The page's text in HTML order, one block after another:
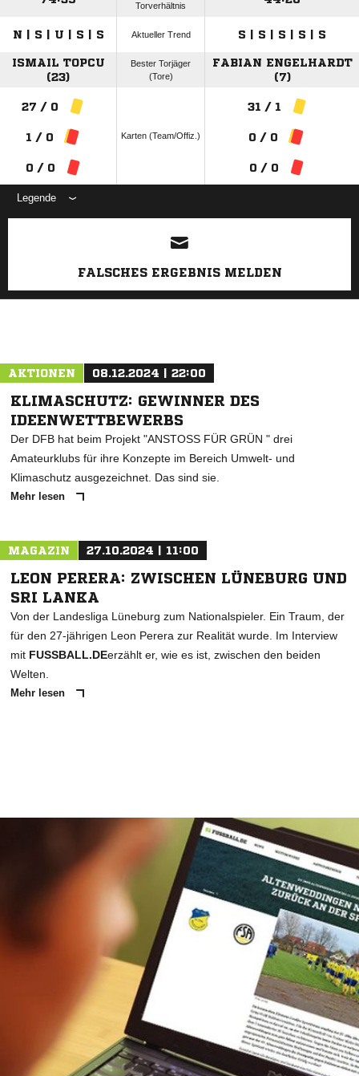
Torverhältnis
N | S | U | S | S Aktueller Trend S | S | S | S | S
ISMAIL TOPCU
(23)
Bester Torjäger
(Tore)
FABIAN ENGELHARDT
(7)
27 / 0
1 / 0
0 / 0
Karten (Team/Offiz.)
31 / 1
0 / 0
0 / 0
Legende
ANZEIGE
FALSCHES ERGEBNIS MELDEN
AKTIONEN 08.12.2024 | 22:00
KLIMASCHUTZ: GEWINNER DES
IDEENWETTBEWERBS
Der DFB hat beim Projekt "ANSTOSS FÜR GRÜN " drei
Amateurklubs für ihre Konzepte im Bereich Umwelt- und
Klimaschutz ausgezeichnet. Das sind sie.
Mehr lesen
MAGAZIN 27.10.2024 | 11:00
LEON PERERA: ZWISCHEN LÜNEBURG UND
SRI LANKA
Von der Landesliga Lüneburg zum Nationalspieler. Ein Traum, der
für den 27-jährigen Leon Perera zur Realität wurde. Im Interview
mit FUSSBALL.DEerzählt er, wie es ist, zwischen den beiden
Welten.
Mehr lesen